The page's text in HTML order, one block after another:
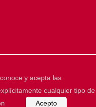
y acepta las
cualquier tipo de
Acepto